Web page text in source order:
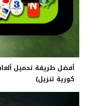
كورية تنزيل)